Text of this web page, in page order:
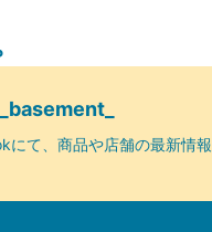
て、商品や店舗の最新情報